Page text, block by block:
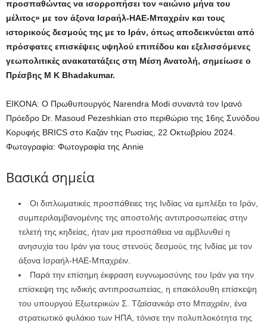
προσπαθώντας να ισορροπήσει τον «αιώνιο μήνα του
μέλιτος» με τον άξονα Ισραήλ-ΗΑΕ-Μπαχρέιν και τους
ιστορικούς δεσμούς της με το Ιράν, όπως αποδεικνύεται από
πρόσφατες επισκέψεις υψηλού επιπέδου και εξελισσόμενες
γεωπολιτικές ανακατατάξεις στη Μέση Ανατολή, σημείωσε ο
Πρέσβης M K Bhadakumar.
ΕΙΚΟΝΑ: Ο Πρωθυπουργός Narendra Modi συναντά τον Ιρανό
Πρόεδρο Dr. Masoud Pezeshkian στο περιθώριο της 16ης Συνόδου
Κορυφής BRICS στο Καζάν της Ρωσίας, 22 Οκτωβρίου 2024.
Φωτογραφία: Φωτογραφία της Annie
Βασικά σημεία
Οι διπλωματικές προσπάθειες της Ινδίας να εμπλέξει το Ιράν,
συμπεριλαμβανομένης της αποστολής αντιπροσωπείας στην
τελετή της κηδείας, ήταν μια προσπάθεια να αμβλυνθεί η
ανησυχία του Ιράν για τους στενούς δεσμούς της Ινδίας με τον
άξονα Ισραήλ-ΗΑΕ-Μπαχρέιν.
Παρά την επίσημη έκφραση ευγνωμοσύνης του Ιράν για την
επίσκεψη της ινδικής αντιπροσωπείας, η επακόλουθη επίσκεψη
του υπουργού Εξωτερικών Σ. Τζαϊσανκάρ στο Μπαχρέιν, ένα
στρατιωτικό φυλάκιο των ΗΠΑ, τόνισε την πολυπλοκότητα της